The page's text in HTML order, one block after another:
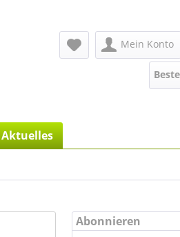
Mein Konto
Aktuelles
Abonnieren